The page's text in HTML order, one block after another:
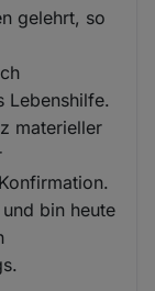
gelehrt, so
Lebenshilfe.
materieller
bin heute